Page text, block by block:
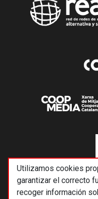
Utilizamos cookies
garantizar el correcto
recoger información